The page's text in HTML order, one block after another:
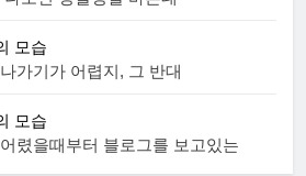
모습
가기가 어렵지, 그 반대
모습
렸을때부터 블로그를 보고있는